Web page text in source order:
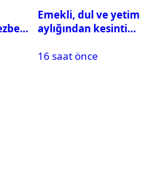
Emekli, dul ve yetim
aylığından kesinti
başvurabilecek
16 saat önce